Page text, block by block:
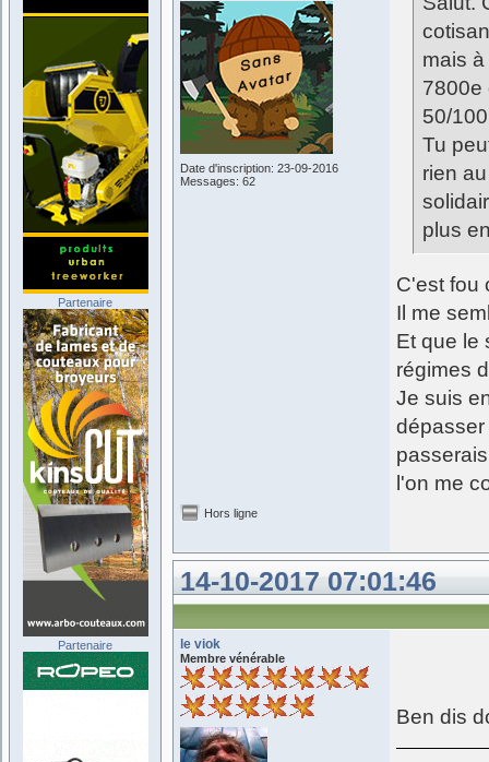
Date d'inscription: 23-09-2016
Messages: 62
mais
7800e
50/
Tu
rien
plus
C'est fou
Il me
Et que le
régimes
Je suis
l'on me
Hors ligne
14-10-2017 07:01:46
le viok
Membre vénérable
Ben dis
Partenaire
Partenaire